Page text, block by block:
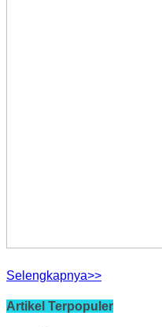
Selengkapnya>>
Artikel Terpopuler